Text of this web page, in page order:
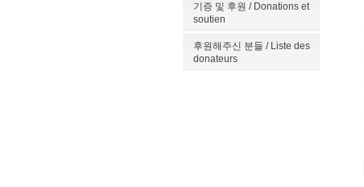
기증 및 후원 / Donations et
soutien
후원해주신 분들 / Liste des
donateurs